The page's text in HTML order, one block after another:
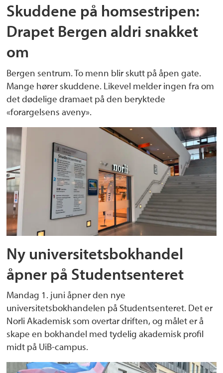
Skuddene på homsestripen:
Drapet Bergen aldri snakket
om
Bergen sentrum. To menn blir skutt på åpen gate.
Mange hører skuddene. Likevel melder ingen fra om
det dødelige dramaet på den beryktede
«forargelsens aveny».
Ny universitetsbokhandel
åpner på Studentsenteret
Mandag 1. juni åpner den nye
universitetsbokhandelen på Studentsenteret. Det er
Norli Akademisk som overtar driften, og målet er å
skape en bokhandel med tydelig akademisk profil
midt på UiB-campus.